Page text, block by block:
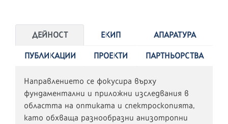
ДЕЙНОСТ ЕКИП АПАРАТУРА
ПУБЛИКАЦИИ ПРОЕКТИ ПАРТНЬОРСТВА
Направлението се фокусира върху
фундаментални и приложни изследвания в
областта на оптиката и спектроскопията,
като обхваща разнообразни анизотропни